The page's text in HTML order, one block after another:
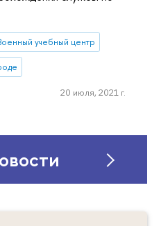
учебный центр
20 июля, 2021 г.